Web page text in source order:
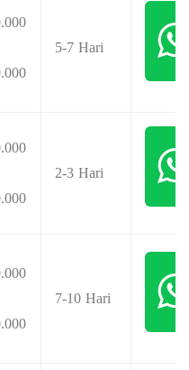
5-7 Hari
2-3 Hari
7-10 Hari